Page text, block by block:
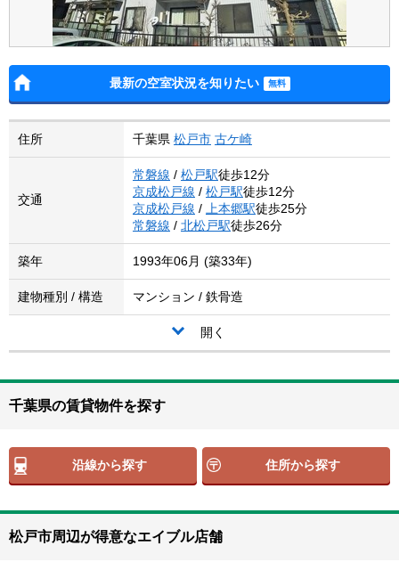
最新の空室状況を知りたい
住所 千葉県 松戸市 古ケ崎
交通
常磐線 / 松戸駅徒歩12分
京成松戸線 / 松戸駅徒歩12分
京成松戸線 / 上本郷駅徒歩25分
常磐線 / 北松戸駅徒歩26分
築年 1993年06月 (築33年)
建物種別 / 構造 マンション / 鉄骨造
開く
千葉県の賃貸物件を探す
沿線から探す 住所から探す
松戸市周辺が得意なエイブル店舗